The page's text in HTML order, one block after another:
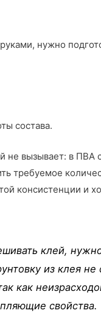
нужно
состава.
не вызывает: в ПВА
требуемое
консистенции и
клей,
из клея не
как
свойства.